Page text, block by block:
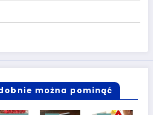
można pominąć